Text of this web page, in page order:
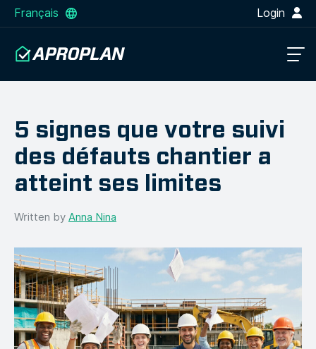
Français Login
5 signes que votre suivi
des défauts chantier a
atteint ses limites
Written byAnna Nina